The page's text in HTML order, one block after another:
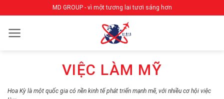
qua
nội
MD GROUP - vì một tương lai tươi sáng hơn
VIỆC LÀM MỸ
Hoa Kỳ là một quốc gia có nền kinh tế phát triển mạnh mẽ, với nhiều cơ hội việc